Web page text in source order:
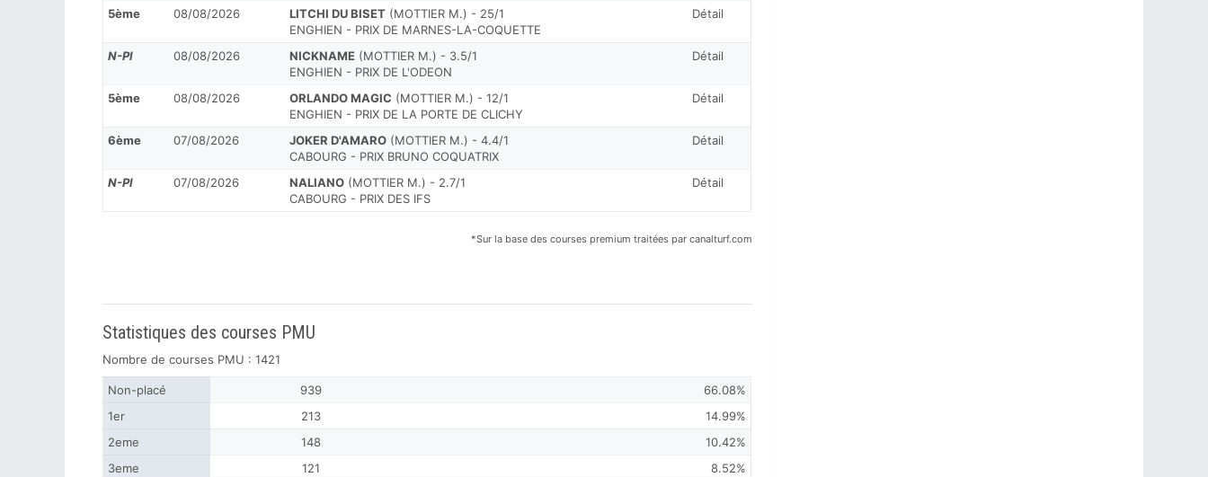
5ème 08/08/2026 LITCHI DU BISET (MOTTIER M.) - 25/1
ENGHIEN - PRIX DE MARNES-LA-COQUETTE
Détail
N-Pl 08/08/2026 NICKNAME (MOTTIER M.) - 3.5/1
ENGHIEN - PRIX DE L'ODEON
Détail
5ème 08/08/2026 ORLANDO MAGIC (MOTTIER M.) - 12/1
ENGHIEN - PRIX DE LA PORTE DE CLICHY
Détail
6ème 07/08/2026 JOKER D'AMARO (MOTTIER M.) - 4.4/1
CABOURG - PRIX BRUNO COQUATRIX
Détail
N-Pl 07/08/2026 NALIANO (MOTTIER M.) - 2.7/1
CABOURG - PRIX DES IFS
Détail
*Sur la base des courses premium traitées par canalturf.com
Statistiques des courses PMU
Nombre de courses PMU : 1421
Non-placé 939
66.08%
1er
213
14.99%
2eme
148
10.42%
3eme
121 8.52%